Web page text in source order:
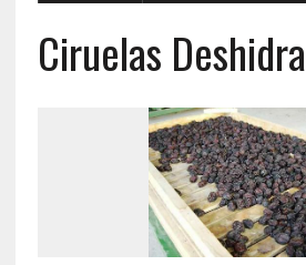
Ciruelas